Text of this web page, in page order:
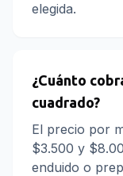
elegida.
¿Cuánto
cuadrado?
El precio por
$3.500 y
enduido o